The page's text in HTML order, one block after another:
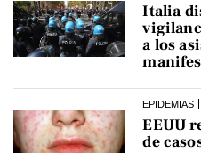
Italia
a los
EPIDEMIAS
EEUU
de